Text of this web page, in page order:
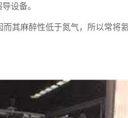
设备。
其麻醉性低于氮气，所以常将